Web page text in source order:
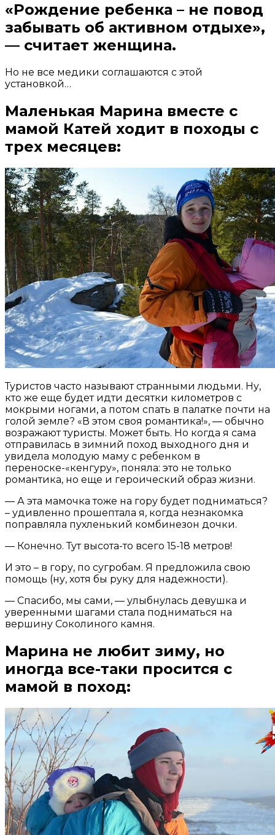
«Рождение ребенка – не повод
забывать об активном отдыхе»,
— считает женщина.
Но не все медики соглашаются с этой
установкой…
Маленькая Марина вместе с
мамой Катей ходит в походы с
трех месяцев:
Туристов часто называют странными людьми. Ну,
кто же еще будет идти десятки километров с
мокрыми ногами, а потом спать в палатке почти на
голой земле? «В этом своя романтика!», — обычно
возражают туристы. Может быть. Но когда я сама
отправилась в зимний поход выходного дня и
увидела молодую маму с ребенком в
переноске-«кенгуру», поняла: это не только
романтика, но еще и героический образ жизни.
— А эта мамочка тоже на гору будет подниматься?
– удивленно прошептала я, когда незнакомка
поправляла пухленький комбинезон дочки.
— Конечно. Тут высота-то всего 15-18 метров!
И это – в гору, по сугробам. Я предложила свою
помощь (ну, хотя бы руку для надежности).
— Спасибо, мы сами, — улыбнулась девушка и
уверенными шагами стала подниматься на
вершину Соколиного камня.
Марина не любит зиму, но
иногда все-таки просится с
мамой в поход: